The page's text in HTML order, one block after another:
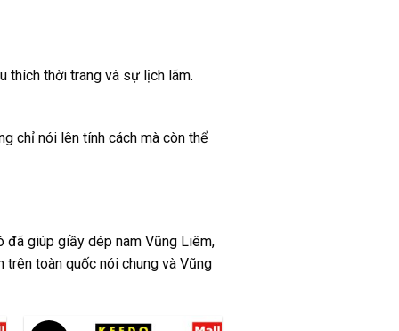
thích thời trang và sự lịch lãm.
chỉ nói lên tính cách mà còn thể
đã giúp giầy dép nam Vũng Liêm,
toàn quốc nói chung và Vũng